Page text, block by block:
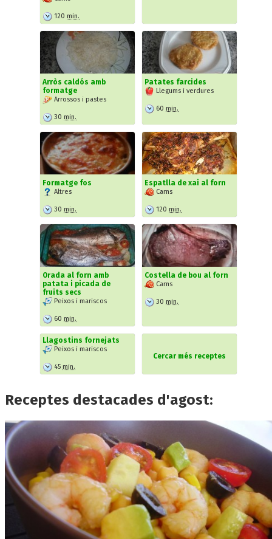
120 min.
Arròs caldós amb
formatge
Arrossos i pastes
30 min.
Patates farcides
Llegums i verdures
60 min.
Formatge fos
Altres
30 min.
Espatlla de xai al forn
Carns
120 min.
Orada al forn amb
patata i picada de
fruits secs
Peixos i mariscos
60 min.
Costella de bou al forn
Carns
30 min.
Llagostins fornejats
Peixos i mariscos
45 min.
Cercar més receptes
Receptes destacades d'agost: